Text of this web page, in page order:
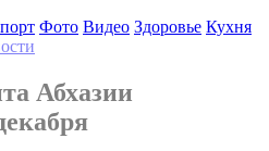
Фото Видео Здоровье Кухня
Абхазии